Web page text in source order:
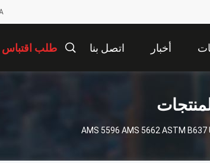
أخبار اتصل بنا طلب اقتباس